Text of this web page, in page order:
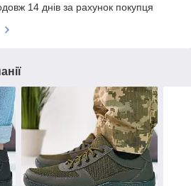
14 днів за рахунок покупця